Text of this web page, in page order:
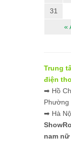
«
31
Trung
điện
➡ Hồ
Phường
➡ Hà
nam nữ